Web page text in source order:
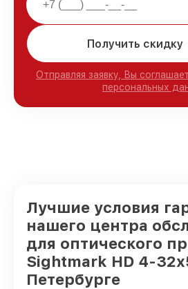
Получить скидку
Отправляя заявку, Вы
персональных
Лучшие условия
нашего центра
для оптического
Sightmark HD 4-
Петербурге